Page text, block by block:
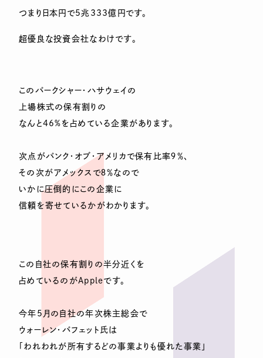
つまり日本円で5兆333億円です。
超優良な投資会社なわけです。
このバークシャー・ハサウェイの
上場株式の保有割りの
なんと46%を占めている企業があります。
次点がバンク・オブ・アメリカで保有比率９％、
その次がアメックスで８％なので
いかに圧倒的にこの企業に
信頼を寄せているかがわかります。
この自社の保有割りの半分近くを
占めているのがAppleです。
今年5月の自社の年次株主総会で
ウォーレン・バフェット氏は
「われわれが所有するどの事業よりも優れた事業」